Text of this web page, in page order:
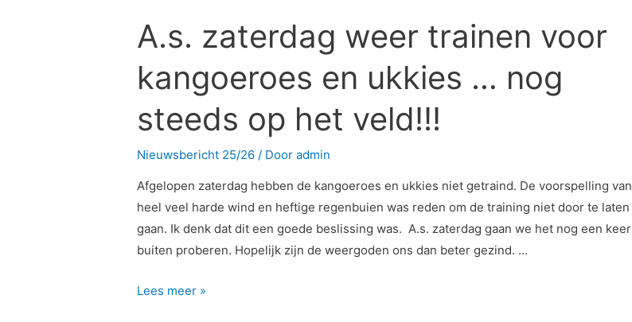
A.s. zaterdag weer trainen voor
kangoeroes en ukkies … nog
steeds op het veld!!!
Nieuwsbericht 25/26 / Dooradmin
Afgelopen zaterdag hebben de kangoeroes en ukkies niet getraind. De voorspelling van
heel veel harde wind en heftige regenbuien was reden om de training niet door te laten
gaan. Ik denk dat dit een goede beslissing was. A.s. zaterdag gaan we het nog een keer
buiten proberen. Hopelijk zijn de weergoden ons dan beter gezind. …
weer
trainen
voor
kangoeroes
en
ukkies
…
nog
steeds
het
Lees meer »